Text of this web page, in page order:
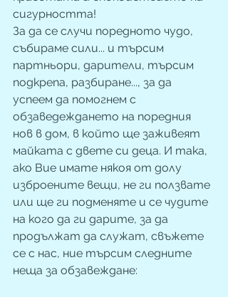
сигурността!
За да се случи поредното чудо,
събираме сили... и търсим
партньори, дарители, търсим
подкрепа, разбиране..., за да
успеем да помогнем с
обзаведеждането на поредния
нов в дом, в който ще заживеят
майката с двете си деца. И така,
ако Вие имате някоя от долу
изброените вещи, не ги ползвате
или ще ги подменяте и се чудите
на кого да ги дарите, за да
продължат да служат, свъжете
се с нас, ние търсим следните
неща за обзавеждане: